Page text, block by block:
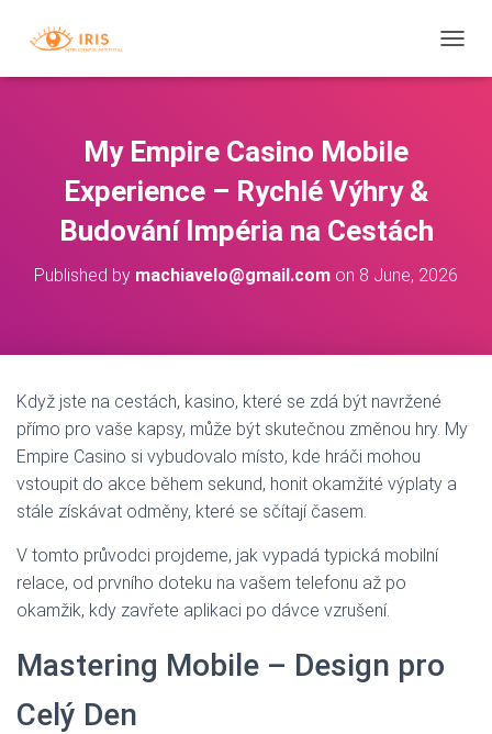
O
A
My Empire Casino Mobile
Experience – Rychlé Výhry &
Budování Impéria na Cestách
Published by machiavelo@gmail.com on 8 June, 2026
Když jste na cestách, kasino, které se zdá být navržené
přímo pro vaše kapsy, může být skutečnou změnou hry. My
Empire Casino si vybudovalo místo, kde hráči mohou
vstoupit do akce během sekund, honit okamžité výplaty a
stále získávat odměny, které se sčítají časem.
V tomto průvodci projdeme, jak vypadá typická mobilní
relace, od prvního doteku na vašem telefonu až po
okamžik, kdy zavřete aplikaci po dávce vzrušení.
Mastering Mobile – Design pro
Celý Den